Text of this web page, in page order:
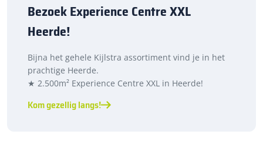
Bezoek Experience Centre XXL
Heerde!
Bijna het gehele Kijlstra assortiment vind je in het
prachtige Heerde.
★ 2.500m² Experience Centre XXL in Heerde!
Kom gezellig langs!